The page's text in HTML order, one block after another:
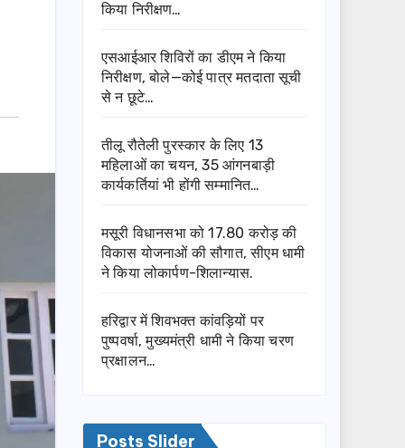
किया निरीक्षण…
एसआईआर शिविरों का डीएम ने किया
निरीक्षण, बोले—कोई पात्र मतदाता सूची
से न छूटे…
तीलू रौतेली पुरस्कार के लिए 13
महिलाओं का चयन, 35 आंगनबाड़ी
कार्यकर्तियां भी होंगी सम्मानित…
मसूरी विधानसभा को 17.80 करोड़ की
विकास योजनाओं की सौगात, सीएम धामी
ने किया लोकार्पण-शिलान्यास.
हरिद्वार में शिवभक्त कांवड़ियों पर
पुष्पवर्षा, मुख्यमंत्री धामी ने किया चरण
प्रक्षालन…
Posts Slider